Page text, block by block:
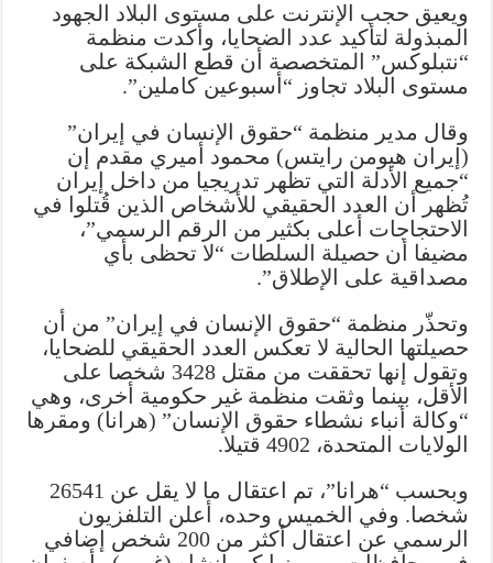
ويعيق حجب الإنترنت على مستوى البلاد الجهود
المبذولة لتأكيد عدد الضحايا، وأكدت منظمة
“نتبلوكس” المتخصصة أن قطع الشبكة على
مستوى البلاد تجاوز “أسبوعين كاملين”.
وقال مدير منظمة “حقوق الإنسان في إيران”
(إيران هيومن رايتس) محمود أميري مقدم إن
“جميع الأدلة التي تظهر تدريجيا من داخل إيران
تُظهر أن العدد الحقيقي للأشخاص الذين قُتلوا في
الاحتجاجات أعلى بكثير من الرقم الرسمي”،
مضيفا أن حصيلة السلطات “لا تحظى بأي
مصداقية على الإطلاق”.
وتحذّر منظمة “حقوق الإنسان في إيران” من أن
حصيلتها الحالية لا تعكس العدد الحقيقي للضحايا،
وتقول إنها تحققت من مقتل 3428 شخصا على
الأقل، بينما وثقت منظمة غير حكومية أخرى، وهي
“وكالة أنباء نشطاء حقوق الإنسان” (هرانا) ومقرها
الولايات المتحدة، 4902 قتيلا.
وبحسب “هرانا”، تم اعتقال ما لا يقل عن 26541
شخصا. وفي الخميس وحده، أعلن التلفزيون
الرسمي عن اعتقال أكثر من 200 شخص إضافي